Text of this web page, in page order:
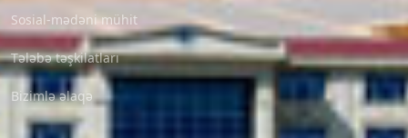
Sosial-mədəni mühit
Tələbə təşkilatları
Bizimlə əlaqə